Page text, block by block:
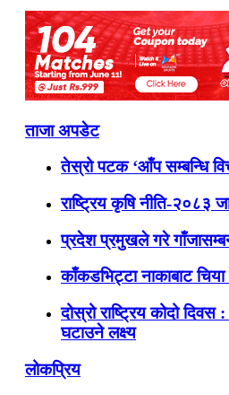
ताजा अपडेट
तेस्रो पटक ‘आँप सम्बन्धि
राष्ट्रिय कृषि नीति-२०८३
प्रदेश प्रमुखले गरे
काँकडभिट्टा नाकाबाट
दोस्रो राष्ट्रिय कोदो
घटाउने लक्ष्य
लोकप्रिय